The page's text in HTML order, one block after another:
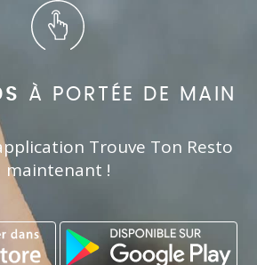
À PORTÉE DE MAIN
Trouve Ton Resto
maintenant !